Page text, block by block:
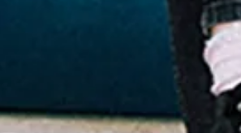
direct